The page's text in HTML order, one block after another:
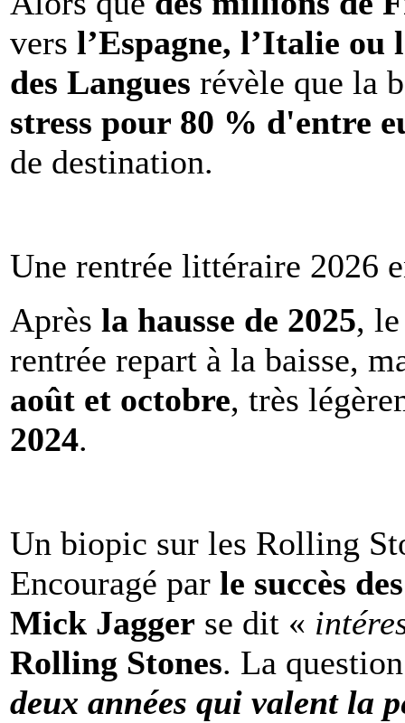
vers l’Espagne, l’Italie ou
des Langues révèle que la
stress pour 80 % d'entre
de destination.
Une rentrée littéraire 2026
Après la hausse de 2025,
rentrée repart à la baisse,
août et octobre, très
2024.
Un biopic sur les Rolling
Encouragé par le succès
Mick Jagger se dit «
Rolling Stones. La
deux années qui valent la